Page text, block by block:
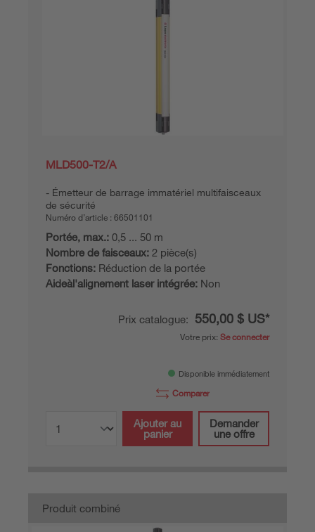
MLD500-T2/A
Émetteur de barrage immatériel multifaisceaux
de sécurité
Numéro d’article : 66501101
Portée, max.: 0,5 ... 50 m
Nombre de faisceaux: 2 pièce(s)
Fonctions: Réduction de la portée
Aideàl'alignement laser intégrée: Non
Prix catalogue: 550,00 $ US*
Votre prix: Se connecter
Disponible immédiatement
Comparer
Ajouter au
panier
Demander
une offre
Produit combiné